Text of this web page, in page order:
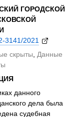
ГОРОДСКОЙ
3141/2021
скрыты,Данные
данного
дела была
судебная